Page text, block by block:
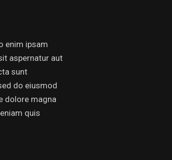
enim ipsam
aspernatur aut
sunt
do eiusmod
dolore magna
quis